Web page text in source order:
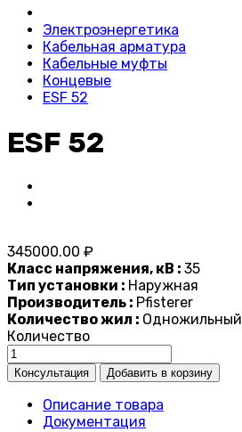
Электроэнергетика
Кабельная арматура
Кабельные муфты
Концевые
ESF 52
ESF 52
345000.00 ₽
Класс напряжения, кВ : 35
Тип установки : Наружная
Производитель : Pfisterer
Количество жил : Одножильный
Количество
Описание товара
Документация